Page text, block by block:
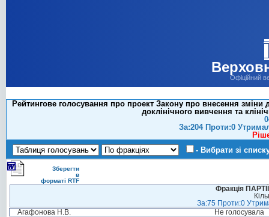
Офіційний
Рейтингове голосування про проект Закону про внесення зміни
доклінічного вивчення та
За:204 Проти:0
- Вибрати зі
Зберегти
в
форматі RTF
Фракція
За:75 Проти:0
Агафонова Н.В.
Не голосувала